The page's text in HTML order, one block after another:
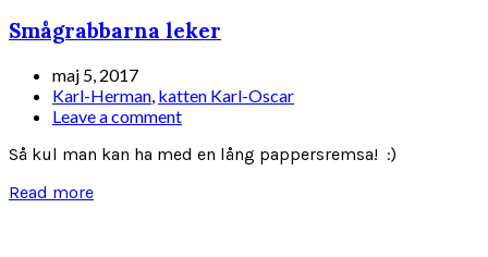
Smågrabbarna leker
maj 5, 2017
Karl-Herman, katten Karl-Oscar
Leave a comment
Så kul man kan ha med en lång pappersremsa! :)
Read more